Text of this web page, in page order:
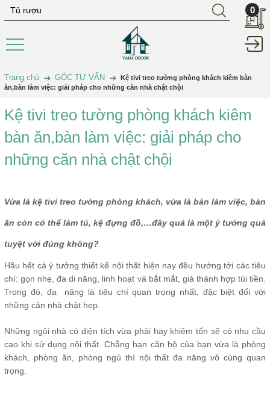
0
Trang chủ GÓC TƯ VẤN
Kệ tivi treo tường phòng khách kiêm bàn
ăn,bàn làm việc: giải pháp cho những căn nhà chật chội
Kệ tivi treo tường phòng khách kiêm
bàn ăn,bàn làm việc: giải pháp cho
những căn nhà chật chội
Vừa là kệ tivi treo tường phòng khách, vừa là bàn làm việc, bàn
ăn còn có thể làm tủ, kệ đựng đồ,…đây quả là một ý tưởng quá
tuyệt vời đúng không?
Hầu hết cá ý tưởng thiết kế nội thất hiện nay đều hướng tới các tiêu
chí: gọn nhẹ, đa di năng, linh hoạt và bắt mắt, giá thành hợp túi tiền.
Trong đó, đa năng là tiêu chí quan trọng nhất, đặc biệt đối với
những căn nhà chật hẹp.
Những ngôi nhà có diện tích vừa phải hay khiêm tốn sẽ có nhu cầu
cao khi sử dụng nội thất. Chẳng hạn căn hộ của bạn vừa là phòng
khách, phòng ăn, phòng ngủ thì nội thất đa năng vô cùng quan
trọng.